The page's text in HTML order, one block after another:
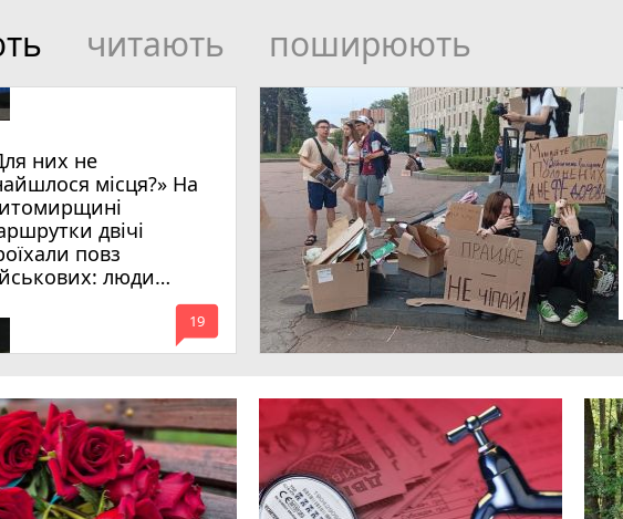
читають поширюють
них не
місця?» На
двічі
повз
люди
покаратиmode_comment
19